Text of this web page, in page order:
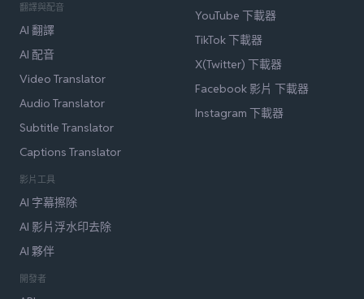
翻譯與配音
AI 翻譯
AI 配音
Video Translator
Audio Translator
Subtitle Translator
Captions Translator
影片工具
AI 字幕擦除
AI 影片浮水印去除
AI 夥伴
開發者
YouTube 下載器
TikTok 下載器
X(Twitter) 下載器
Facebook 影片 下載器
Instagram 下載器